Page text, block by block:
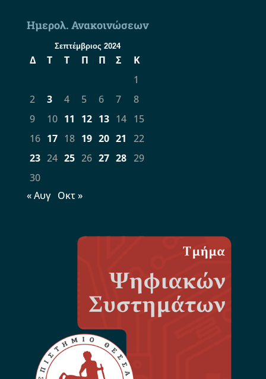
Ημερολ. Ανακοινώσεων
Σεπτέμβριος 2024
Δ Τ Τ Π Π Σ
Κ
1
2
3 4 5 6 7
8
9
10 11 12 13 14
15
16 17 18 19 20 21
22
23 24 25 26 27 28 29
30
« Αυγ
Οκτ »